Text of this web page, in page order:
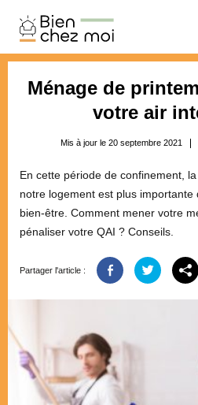
Bien
Chez
Moi
Ménage de
votre air
Mis à jour le 20 septembre 2021
En cette période de confinement,
notre logement est plus
bien-être. Comment mener votre
pénaliser votre QAI ? Conseils.
Partager l'article :